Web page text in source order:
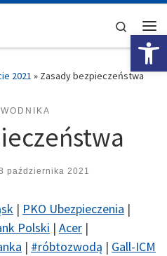
Search
2021 » Zasady bezpieczeństwa
października 2021
| PKO Ubezpieczenia |
Polski | Acer |
| #róbtozwodą | Gall-ICM